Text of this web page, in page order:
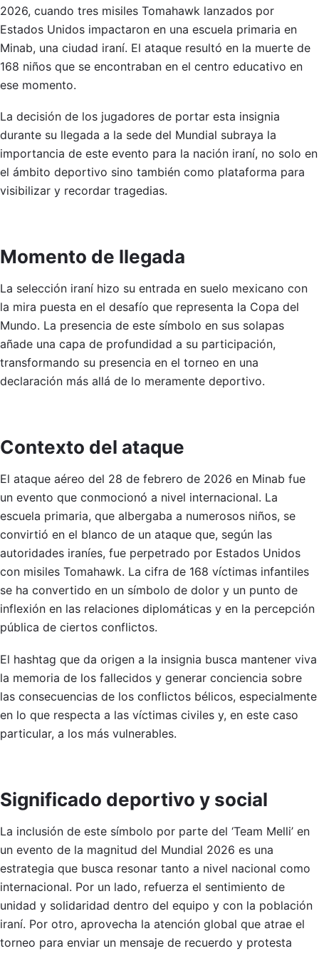
2026, cuando tres misiles Tomahawk lanzados por
Estados Unidos impactaron en una escuela primaria en
Minab, una ciudad iraní. El ataque resultó en la muerte de
168 niños que se encontraban en el centro educativo en
ese momento.
La decisión de los jugadores de portar esta insignia
durante su llegada a la sede del Mundial subraya la
importancia de este evento para la nación iraní, no solo en
el ámbito deportivo sino también como plataforma para
visibilizar y recordar tragedias.
Momento de llegada
La selección iraní hizo su entrada en suelo mexicano con
la mira puesta en el desafío que representa la Copa del
Mundo. La presencia de este símbolo en sus solapas
añade una capa de profundidad a su participación,
transformando su presencia en el torneo en una
declaración más allá de lo meramente deportivo.
Contexto del ataque
El ataque aéreo del 28 de febrero de 2026 en Minab fue
un evento que conmocionó a nivel internacional. La
escuela primaria, que albergaba a numerosos niños, se
convirtió en el blanco de un ataque que, según las
autoridades iraníes, fue perpetrado por Estados Unidos
con misiles Tomahawk. La cifra de 168 víctimas infantiles
se ha convertido en un símbolo de dolor y un punto de
inflexión en las relaciones diplomáticas y en la percepción
pública de ciertos conflictos.
El hashtag que da origen a la insignia busca mantener viva
la memoria de los fallecidos y generar conciencia sobre
las consecuencias de los conflictos bélicos, especialmente
en lo que respecta a las víctimas civiles y, en este caso
particular, a los más vulnerables.
Significado deportivo y social
La inclusión de este símbolo por parte del ‘Team Melli’ en
un evento de la magnitud del Mundial 2026 es una
estrategia que busca resonar tanto a nivel nacional como
internacional. Por un lado, refuerza el sentimiento de
unidad y solidaridad dentro del equipo y con la población
iraní. Por otro, aprovecha la atención global que atrae el
torneo para enviar un mensaje de recuerdo y protesta